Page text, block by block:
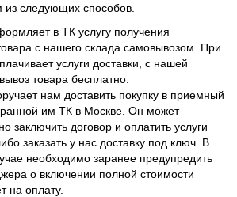
из следующих способов.
в ТК услугу получения
с нашего склада самовывозом. При
услуги доставки, с нашей
товара бесплатно.
нам доставить покупку в приемный
им ТК в Москве. Он может
заключить договор и оплатить услуги
заказать у нас доставку под ключ. В
необходимо заранее предупредить
о включении полной стоимости
на оплату.